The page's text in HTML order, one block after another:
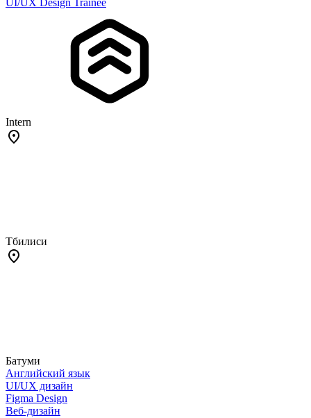
Intern
Тбилиси
Батуми
Английский язык
UI/UX дизайн
Figma Design
Веб-дизайн